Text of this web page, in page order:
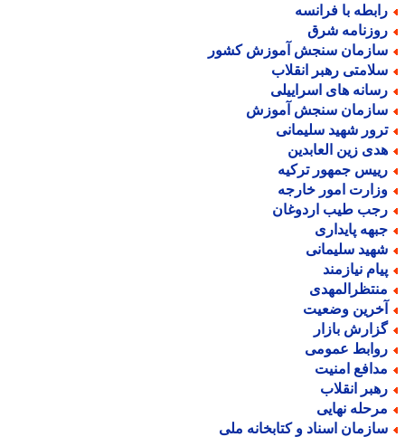
با فرانسه
شرق
سنجش آموزش کشور
رهبر انقلاب
های اسراییلی
سنجش آموزش
شهید سلیمانی
زین العابدین
جمهور ترکیه
امور خارجه
طیب اردوغان
پایداری
سلیمانی
نیازمند
وضعیت
بازار
عمومی
امنیت
انقلاب
نهایی
اسناد و کتابخانه ملی